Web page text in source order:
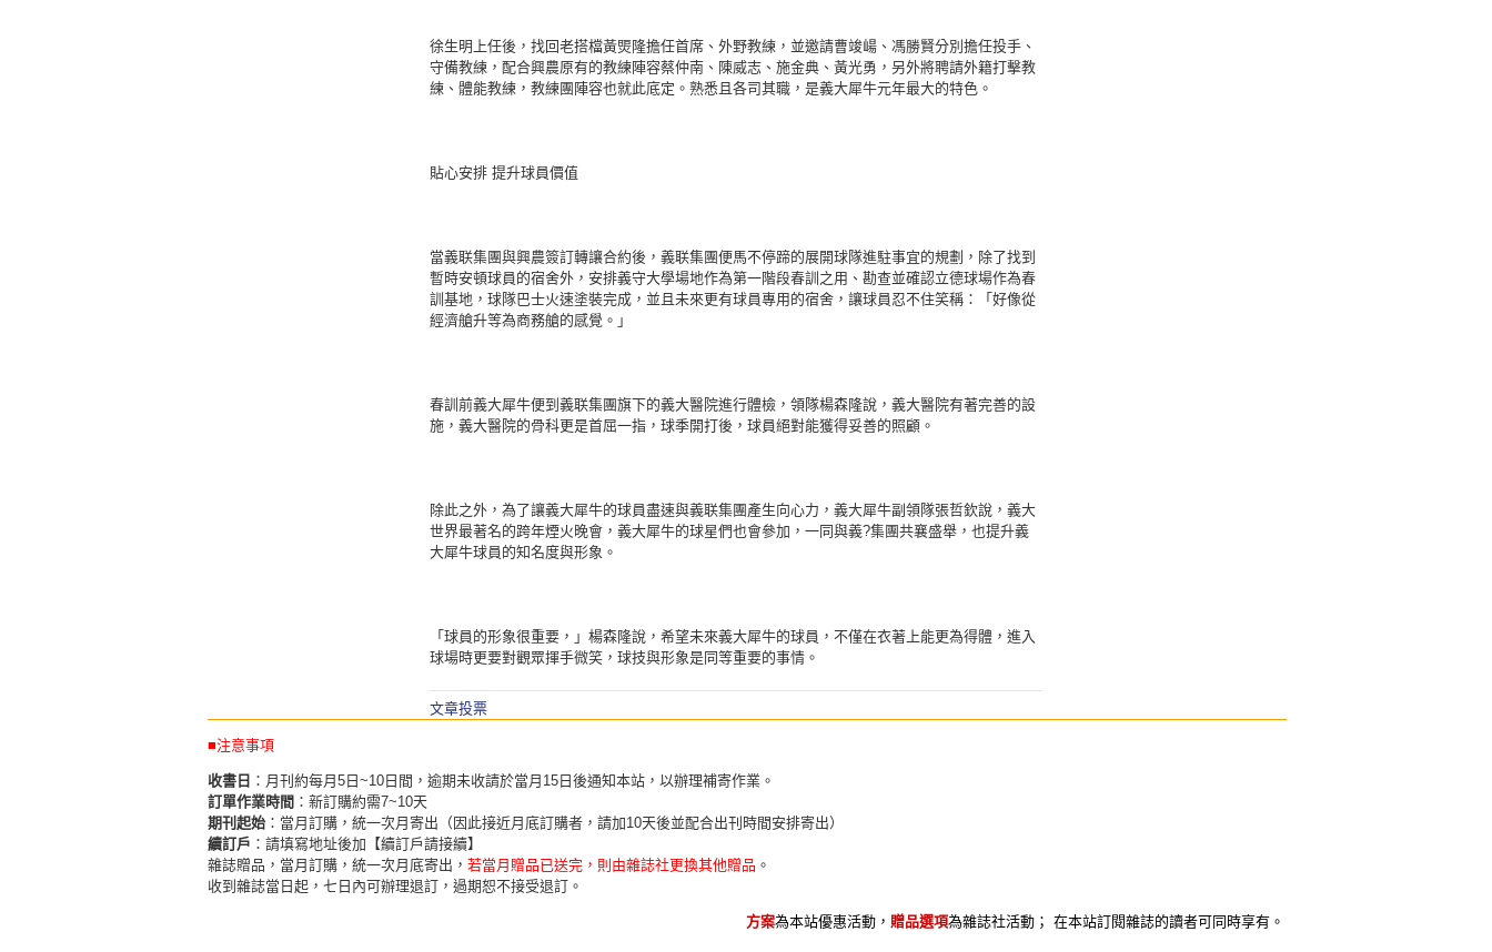
徐生明上任後，找回老搭檔黃煚隆擔任首席、外野教練，並邀請曹竣崵、馮勝賢分別擔任投手、
守備教練，配合興農原有的教練陣容蔡仲南、陳威志、施金典、黃光勇，另外將聘請外籍打擊教
練、體能教練，教練團陣容也就此底定。熟悉且各司其職，是義大犀牛元年最大的特色。
貼心安排 提升球員價值
當義联集團與興農簽訂轉讓合約後，義联集團便馬不停蹄的展開球隊進駐事宜的規劃，除了找到
暫時安頓球員的宿舍外，安排義守大學場地作為第一階段春訓之用、勘查並確認立德球場作為春
訓基地，球隊巴士火速塗裝完成，並且未來更有球員專用的宿舍，讓球員忍不住笑稱：「好像從
經濟艙升等為商務艙的感覺。」
春訓前義大犀牛便到義联集團旗下的義大醫院進行體檢，領隊楊森隆說，義大醫院有著完善的設
施，義大醫院的骨科更是首屈一指，球季開打後，球員絕對能獲得妥善的照顧。
除此之外，為了讓義大犀牛的球員盡速與義联集團產生向心力，義大犀牛副領隊張哲欽說，義大
世界最著名的跨年煙火晚會，義大犀牛的球星們也會參加，一同與義?集團共襄盛舉，也提升義
大犀牛球員的知名度與形象。
「球員的形象很重要，」楊森隆說，希望未來義大犀牛的球員，不僅在衣著上能更為得體，進入
球場時更要對觀眾揮手微笑，球技與形象是同等重要的事情。
文章投票
■注意事項
收書日 ：月刊約每月5日~10日間，逾期未收請於當月15日後通知本站，以辦理補寄作業。
訂單作業時間 ：新訂購約需7~10天
期刊起始 ：當月訂購，統一次月寄出（因此接近月底訂購者，請加10天後並配合出刊時間安排寄出）
續訂戶 ：請填寫地址後加【續訂戶請接續】
雜誌贈品，當月訂購，統一次月底寄出， 若當月贈品已送完，則由雜誌社更換其他贈品 。
收到雜誌當日起，七日內可辦理退訂，過期恕不接受退訂。
方案為本站優惠活動， 贈品選項為雜誌社活動； 在本站訂閱雜誌的讀者可同時享有。